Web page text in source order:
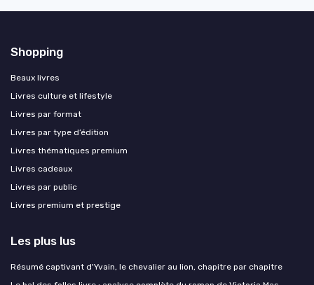
Shopping
Beaux livres
Livres culture et lifestyle
Livres par format
Livres par type d’édition
Livres thématiques premium
Livres cadeaux
Livres par public
Livres premium et prestige
Les plus lus
Résumé captivant d'Yvain, le chevalier au lion, chapitre par chapitre